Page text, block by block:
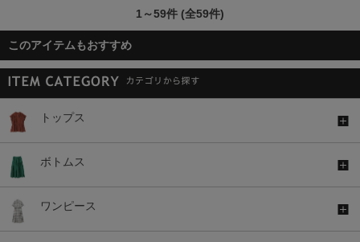
1～59件 (全59件)
このアイテムもおすすめ
トップス
ボトムス
ワンピース